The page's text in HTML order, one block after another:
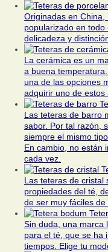
Originadas en
popularizado en
delicadeza y
La cerámica es un
a buena
una de las opciones
adquirir uno de estos
Las teteras de barro
sabor. Por tal razón,
siempre el mismo
En cambio, no están
cada vez.
Las teteras de cristal
propiedades del té,
de ser muy fáciles de
Sin duda, una marca
para el té, que se ha
tiempos. Elige tu